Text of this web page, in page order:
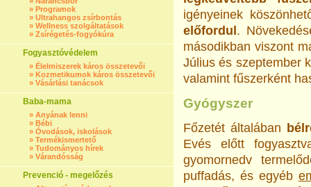
» Programok
» Ultrahangos zsírbontás
» Wellness szolgáltatások
» Zsírégetés-fogyókúra
Fogyasztóvédelem
» Élelmiszerek káros összetevői
» Kozmetikumok káros összetevői
» Vásárlási tanácsok
Baba-mama
» Anyának lenni
» Bébi
» Óvodások, iskolások
» Termékismertető
» Tudományos hírek
» Várandósság
Prevenció - megelőzés
igényeinek
előfordul .
másodikban viszont
Július és szeptember
valamint fűszerként
Gyógyszer
Főzetét általában
Evés előtt
gyomornedv
puffadás, és egyéb